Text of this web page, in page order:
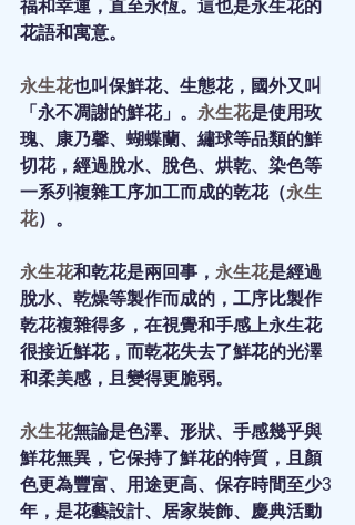
福和幸運，直至永恆。這也是永生花的
花語和寓意。
永生花也叫保鮮花、生態花，國外又叫
「永不凋謝的鮮花」。 永生花是使用玫
瑰、康乃馨、蝴蝶蘭、繡球等品類的鮮
切花，經過脫水、脫色、烘乾、染色等
一系列複雜工序加工而成的乾花（永生
花）。
永生花和乾花是兩回事， 永生花是經過
脫水、乾燥等製作而成的，工序比製作
乾花複雜得多，在視覺和手感上永生花
很接近鮮花，而乾花失去了鮮花的光澤
和柔美感，且變得更脆弱。
永生花無論是色澤、形狀、手感幾乎與
鮮花無異，它保持了鮮花的特質，且顏
色更為豐富、用途更高、保存時間至少3
年，是花藝設計、居家裝飾、慶典活動